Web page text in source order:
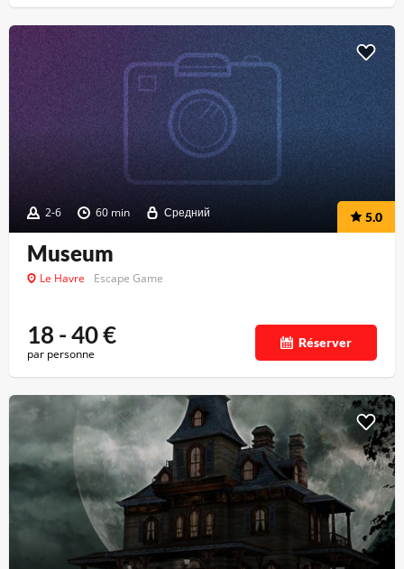
2-6 60 min Средний 5.0
Museum
Le Havre Escape Game
18 - 40€
par personne
Réserver